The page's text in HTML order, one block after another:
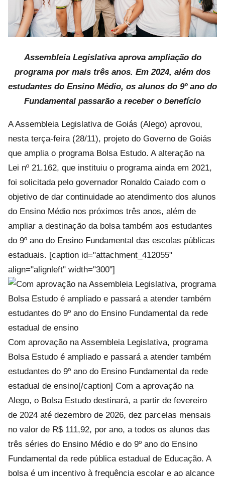
Assembleia Legislativa aprova ampliação do
programa por mais três anos. Em 2024, além dos
estudantes do Ensino Médio, os alunos do 9º ano do
Fundamental passarão a receber o benefício
A Assembleia Legislativa de Goiás (Alego) aprovou,
nesta terça-feira (28/11), projeto do Governo de Goiás
que amplia o programa Bolsa Estudo. A alteração na
Lei nº 21.162, que instituiu o programa ainda em 2021,
foi solicitada pelo governador Ronaldo Caiado com o
objetivo de dar continuidade ao atendimento dos alunos
do Ensino Médio nos próximos três anos, além de
ampliar a destinação da bolsa também aos estudantes
do 9º ano do Ensino Fundamental das escolas públicas
estaduais. [caption id="attachment_412055"
align="alignleft" width="300"]
Com aprovação na Assembleia Legislativa, programa
Bolsa Estudo é ampliado e passará a atender também
estudantes do 9º ano do Ensino Fundamental da rede
estadual de ensino[/caption] Com a aprovação na
Alego, o Bolsa Estudo destinará, a partir de fevereiro
de 2024 até dezembro de 2026, dez parcelas mensais
no valor de R$ 111,92, por ano, a todos os alunos das
três séries do Ensino Médio e do 9º ano do Ensino
Fundamental da rede pública estadual de Educação. A
bolsa é um incentivo à frequência escolar e ao alcance